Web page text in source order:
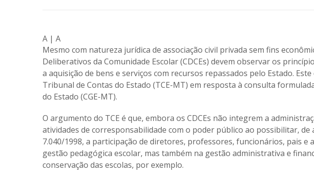
A | A
Mesmo com natureza jurídica de associação civil privada sem fins
Deliberativos da Comunidade Escolar (CDCEs) devem observar os
a aquisição de bens e serviços com recursos repassados pelo Estado.
Tribunal de Contas do Estado (TCE-MT) em resposta à consulta
do Estado (CGE-MT).
O argumento do TCE é que, embora os CDCEs não integrem a
atividades de corresponsabilidade com o poder público ao possibilitar, de
7.040/1998, a participação de diretores, professores, funcionários, pais e
gestão pedagógica escolar, mas também na gestão administrativa e
conservação das escolas, por exemplo.